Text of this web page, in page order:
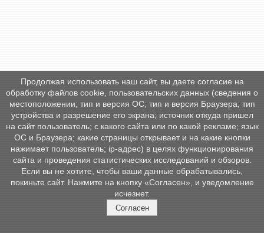
Продолжая использовать наш сайт, вы даете согласие на
обработку файлов cookie, пользовательских данных (сведения о
местоположении; тип и версия ОС; тип и версия Браузера; тип
устройства и разрешение его экрана; источник откуда пришел
на сайт пользователь; с какого сайта или по какой рекламе; язык
ОС и Браузера; какие страницы открывает и на какие кнопки
нажимает пользователь; ip-адрес) в целях функционирования
сайта и проведения статистических исследований и обзоров.
Если вы не хотите, чтобы ваши данные обрабатывались,
покиньте сайт. Нажмите на кнопку «Согласен», и уведомление
исчезнет.
Согласен